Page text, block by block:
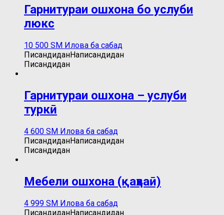
Гарнитураи ошхона бо услуби
люкс
10 500 ЅМ Илова ба сабад
ПисандиданНаписандидан
Писандидан
Гарнитураи ошхона – услуби
туркӣ
4 600 ЅМ Илова ба сабад
ПисандиданНаписандидан
Писандидан
Мебели ошхона (қаҳваӣ)
4 999 ЅМ Илова ба сабад
ПисандиданНаписандидан